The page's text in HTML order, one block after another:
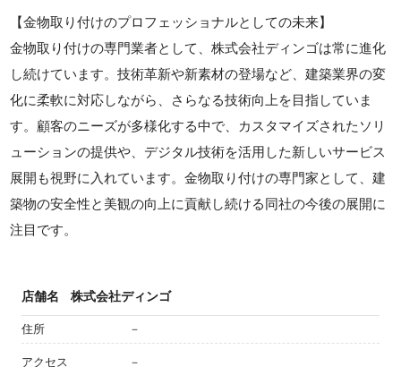
【金物取り付けのプロフェッショナルとしての未来】
金物取り付けの専門業者として、株式会社ディンゴは常に進化
し続けています。技術革新や新素材の登場など、建築業界の変
化に柔軟に対応しながら、さらなる技術向上を目指していま
す。顧客のニーズが多様化する中で、カスタマイズされたソリ
ューションの提供や、デジタル技術を活用した新しいサービス
展開も視野に入れています。金物取り付けの専門家として、建
築物の安全性と美観の向上に貢献し続ける同社の今後の展開に
注目です。
店舗名 株式会社ディンゴ
住所 －
アクセス －